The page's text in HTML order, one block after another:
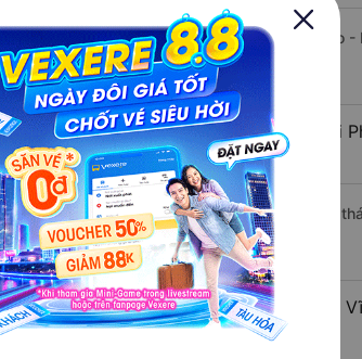
đủ review để đánh giá có nhà xe đi Vĩnh Bảo
có chất lượng xuất sắc.
Đồng Hới - Quảng Bình Vĩnh Bảo - Hải
đôi không?
có nhà xe nào có loại xe giường nằm đôi khai
xe nào khai thác dòng xe Limousine đi